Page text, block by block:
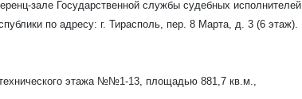
зале Государственной службы судебных исполнителей
по адресу: г. Тирасполь, пер. 8 Марта, д. 3 (6 этаж).
этажа №№1-13, площадью 881,7 кв.м.,